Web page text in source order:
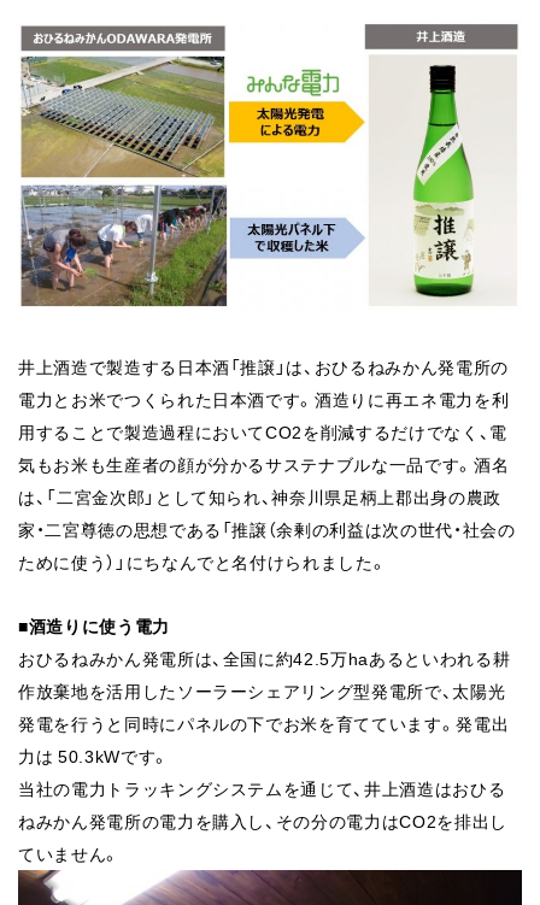
井上酒造で製造する日本酒「推譲」は、おひるねみかん発電所の
電力とお米でつくられた日本酒です。酒造りに再エネ電力を利
用することで製造過程においてCO2を削減するだけでなく、電
気もお米も生産者の顔が分かるサステナブルな一品です。酒名
は、「二宮金次郎」として知られ、神奈川県足柄上郡出身の農政
家・二宮尊徳の思想である「推譲（余剰の利益は次の世代・社会の
ために使う）」にちなんでと名付けられました。
■酒造りに使う電力
おひるねみかん発電所は、全国に約42.5万haあるといわれる耕
作放棄地を活用したソーラーシェアリング型発電所で、太陽光
発電を行うと同時にパネルの下でお米を育てています。発電出
力 は 50.3kWです。
当社の電力トラッキングシステムを通じて、井上酒造はおひる
ねみかん発電所の電力を購入し、その分の電力はCO2を排出し
ていません。